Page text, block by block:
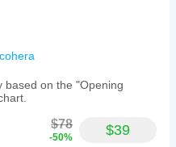
based on the "Opening
$78
-50% $39